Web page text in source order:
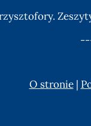
O stronie|